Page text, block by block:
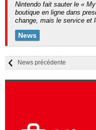
Nintendo fait sauter le «
boutique en ligne dans
change, mais le service et
News
News précédente